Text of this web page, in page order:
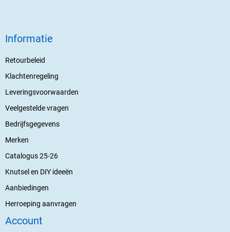
Informatie
Retourbeleid
Klachtenregeling
Leveringsvoorwaarden
Veelgestelde vragen
Bedrijfsgegevens
Merken
Catalogus 25-26
Knutsel en DIY ideeën
Aanbiedingen
Herroeping aanvragen
Account